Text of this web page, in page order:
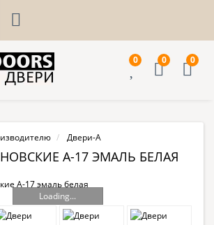
0 0 0
Двери-А
А-17 ЭМАЛЬ БЕЛАЯ
Loading...